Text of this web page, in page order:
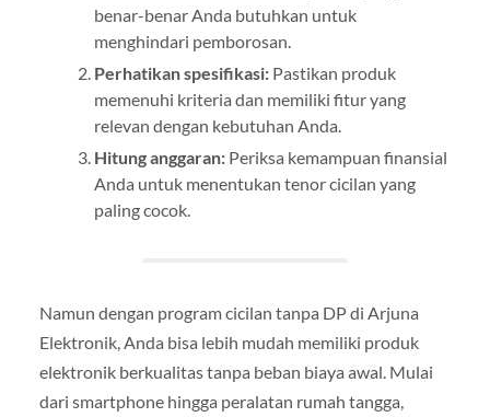
benar-benar Anda butuhkan untuk
menghindari pemborosan.
Perhatikan spesifikasi:Pastikan produk
memenuhi kriteria dan memiliki fitur yang
relevan dengan kebutuhan Anda.
Hitung anggaran:Periksa kemampuan finansial
Anda untuk menentukan tenor cicilan yang
paling cocok.
Namun dengan program cicilan tanpa DP di Arjuna
Elektronik, Anda bisa lebih mudah memiliki produk
elektronik berkualitas tanpa beban biaya awal. Mulai
dari smartphone hingga peralatan rumah tangga,